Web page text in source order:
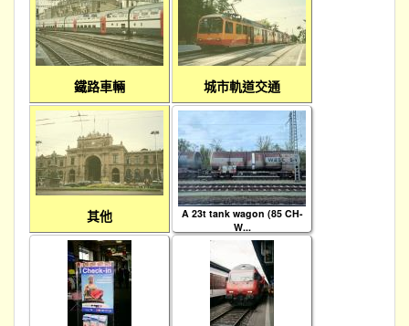
鐵路車輛 城市軌道交通
其他
A 23t tank wagon (85 CH-
W...